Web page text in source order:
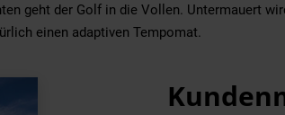
geht der Golf in die Vollen. Untermauert
einen adaptiven Tempomat.